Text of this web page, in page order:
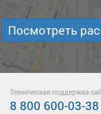
Посмотреть
Техническая поддержка
8 800 600-03-38